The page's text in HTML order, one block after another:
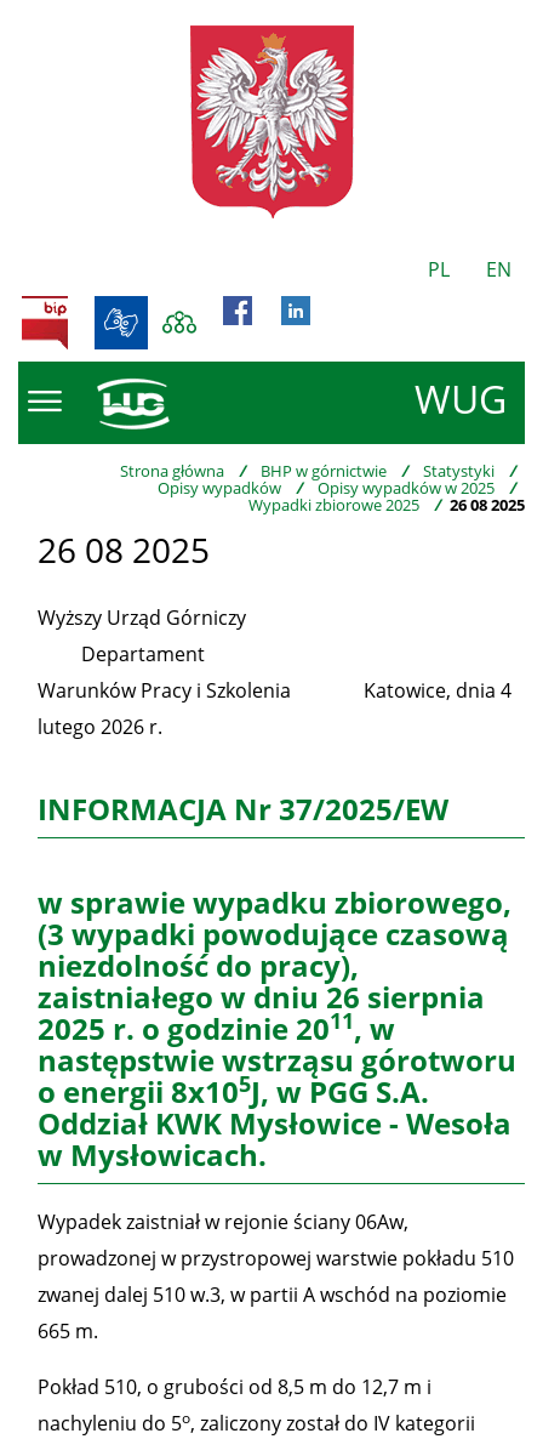
PL EN
WUG
BIP
Strona główna / BHP w górnictwie / Statystyki /
Opisy wypadków / Opisy wypadków w 2025 /
Wypadki zbiorowe 2025 / 26 08 2025
26 08 2025
Wyższy Urząd Górniczy
Departament
Warunków Pracy i Szkolenia Katowice, dnia 4
lutego 2026 r.
INFORMACJA Nr 37/2025/EW
w sprawie wypadku zbiorowego,
(3 wypadki powodujące czasową
niezdolność do pracy),
zaistniałego w dniu 26 sierpnia
2025 r. o godzinie 2011, w
następstwie wstrząsu górotworu
o energii 8x105J, w PGG S.A.
Oddział KWK Mysłowice - Wesoła
w Mysłowicach.
Wypadek zaistniał w rejonie ściany 06Aw,
prowadzonej w przystropowej warstwie pokładu 510
zwanej dalej 510 w.3, w partii A wschód na poziomie
665 m.
Pokład 510, o grubości od 8,5 m do 12,7 m i
nachyleniu do 5o, zaliczony został do IV kategorii